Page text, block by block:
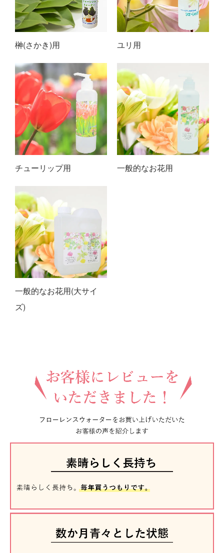
榊(さかき)用 ユリ用
チューリップ用 一般的なお花用
一般的なお花用(大サイ
ズ)